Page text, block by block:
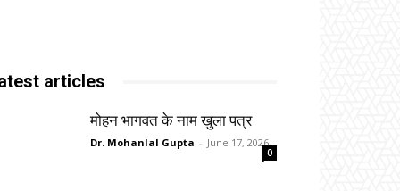
articles
मोहन भागवत के नाम खुला पत्र
Dr. Mohanlal Gupta - June 17, 2026
0